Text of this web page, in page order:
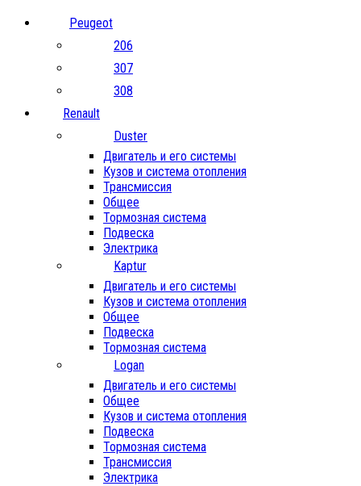
Peugeot
206
307
308
Renault
Duster
Двигатель и его системы
Кузов и система отопления
Трансмиссия
Общее
Тормозная система
Подвеска
Электрика
Kaptur
Двигатель и его системы
Кузов и система отопления
Общее
Подвеска
Тормозная система
Logan
Двигатель и его системы
Общее
Кузов и система отопления
Подвеска
Тормозная система
Трансмиссия
Электрика